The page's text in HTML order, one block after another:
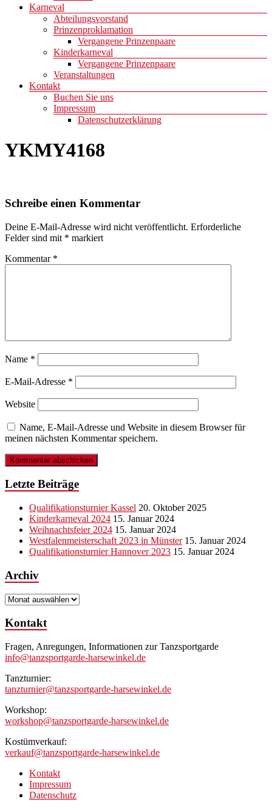
Karneval
Abteilungsvorstand
Prinzenproklamation
Vergangene Prinzenpaare
Kinderkarneval
Vergangene Prinzenpaare
Veranstaltungen
Kontakt
Buchen Sie uns
Impressum
Datenschutzerklärung
YKMY4168
Schreibe einen Kommentar
Deine E-Mail-Adresse wird nicht veröffentlicht. Erforderliche
Felder sind mit * markiert
Kommentar *
Name *
E-Mail-Adresse *
Website
Name, E-Mail-Adresse und Website in diesem Browser für
meinen nächsten Kommentar speichern.
Letzte Beiträge
Qualifikationsturnier Kassel 20. Oktober 2025
Kinderkarneval 2024 15. Januar 2024
Weihnachtsfeier 2024 15. Januar 2024
Westfalenmeisterschaft 2023 in Münster 15. Januar 2024
Qualifikationsturnier Hannover 2023 15. Januar 2024
Archiv
Archiv
Kontakt
Fragen, Anregungen, Informationen zur Tanzsportgarde
info@tanzsportgarde-harsewinkel.de
Tanzturnier:
tanzturnier@tanzsportgarde-harsewinkel.de
Workshop:
workshop@tanzsportgarde-harsewinkel.de
Kostümverkauf:
verkauf@tanzsportgarde-harsewinkel.de
Kontakt
Impressum
Datenschutz